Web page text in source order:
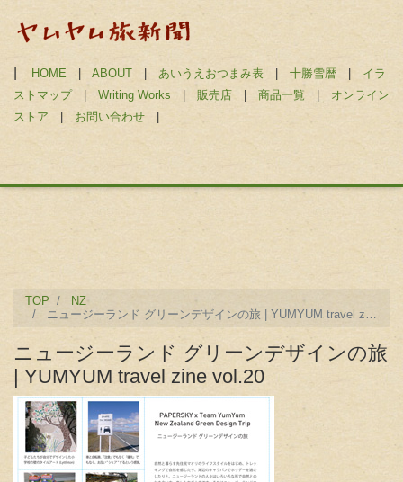
HOME | ABOUT | あいうえおつまみ表 | 十勝雪暦 | イラ
ストマップ| Writing Works | 販売店 | 商品一覧 | オンライン
ストア | お問い合わせ |
TOP
NZ
ニュージーランド グリーンデザインの旅 | YUMYUM travel zine vol.20
ニュージーランド グリーンデザインの旅
| YUMYUM travel zine vol.20